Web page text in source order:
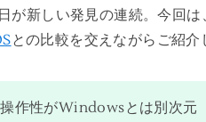
が新しい発見の連続。今回
との比較を交えながらご紹介
操作性がWindowsとは別次元